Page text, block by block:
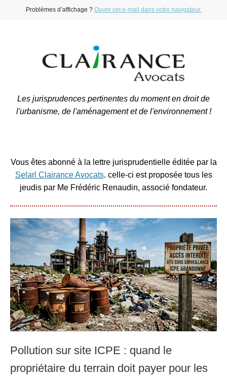
Problèmes d’affichage ? Ouvrir cet e-mail dans votre navigateur.
Les jurisprudences pertinentes du moment en droit de
l'urbanisme, de l'aménagement et de l'environnement !
Vous êtes abonné à la lettre jurisprudentielle éditée par la
Selarl Clairance Avocats. celle-ci est proposée tous les
jeudis par Me Frédéric Renaudin, associé fondateur.
Pollution sur site ICPE : quand le
propriétaire du terrain doit payer pour les